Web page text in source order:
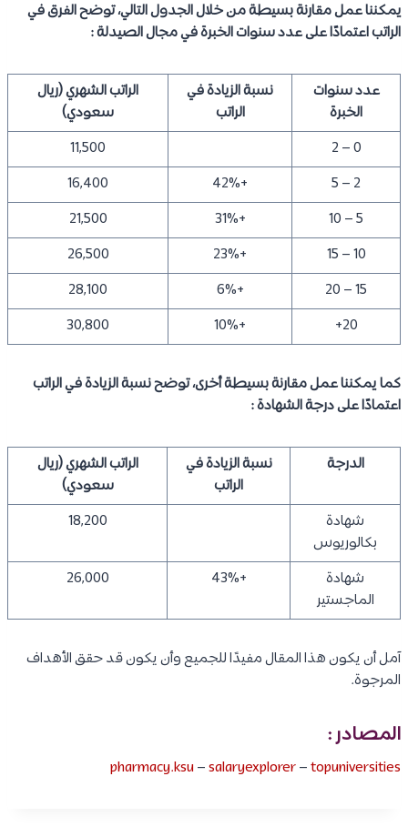
يمكننا عمل مقارنة بسيطة من خلال الجدول التالي، توضح الفرق في
الراتب اعتمادًا على عدد سنوات الخبرة في مجال الصيدلة :
عدد سنوات
الخبرة
نسبة الزيادة في
الراتب
الراتب الشهري (ريال
سعودي)
0 – 2
11,500
2 – 5
+42%
16,400
5 – 10
+31%
21,500
10 – 15
+23%
26,500
15 – 20
+6%
28,100
20+
+10%
30,800
كما يمكننا عمل مقارنة بسيطة أخرى، توضح نسبة الزيادة في الراتب
اعتمادًا على درجة الشهادة :
الدرجة
نسبة الزيادة في
الراتب
الراتب الشهري (ريال
سعودي)
شهادة
بكالوريوس
18,200
شهادة
الماجستير
+43%
26,000
آمل أن يكون هذا المقال مفيدًا للجميع وأن يكون قد حقق الأهداف
المرجوة.
المصادر :
pharmacy.ksu–salaryexplorer–topuniversities